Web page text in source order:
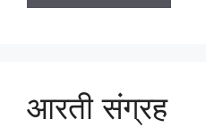
आरती संग्रह